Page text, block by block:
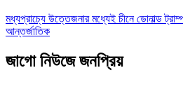
মধ্যপ্রাচ্যে উত্তেজনার মধ্যেই চীনে ডোনাল্ড
আন্তর্জাতিক
জাগো নিউজে জনপ্রিয়